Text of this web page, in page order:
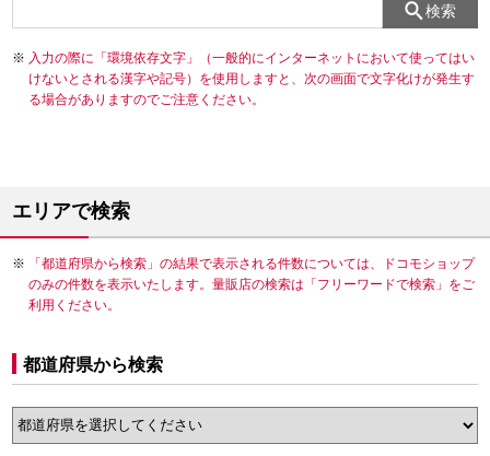
検索
入力の際に「環境依存文字」（一般的にインターネットにおいて使ってはい
けないとされる漢字や記号）を使用しますと、次の画面で文字化けが発生す
る場合がありますのでご注意ください。
エリアで検索
「都道府県から検索」の結果で表示される件数については、ドコモショップ
のみの件数を表示いたします。量販店の検索は「フリーワードで検索」をご
利用ください。
都道府県から検索